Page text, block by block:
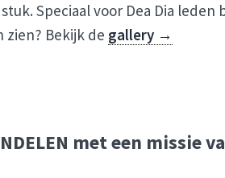
Speciaal voor Dea Dia leden
zien? Bekijk de gallery →
met een missie